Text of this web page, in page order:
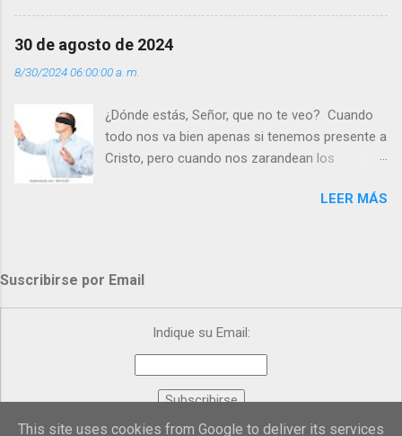
gracia de Dios? Julián Escobar. | Lecturas del
Día (+ Leer ). | Evangelio y Meditación (+ Leer ) |
30 de agosto de 2024
8/30/2024 06:00:00 a. m.
¿Dónde estás, Señor, que no te veo? Cuando
todo nos va bien apenas si tenemos presente a
Cristo, pero cuando nos zarandean los
“¿Dónde estás, Señor, que no te veo, que me
tumba vacía, y yo estoy Resucitado. No me ves
porque lloras tus problemas y no gozas de la
vida. ¿Cómo puedes creer que Yo dejo a nadie
sólo con los dolores de la vida? Debes
resucitar conmigo. Renueva tus ojos para
poder verme, renueva tu fe para poder creer
LEER MÁS
Suscribirse por Email
Indique su Email:
Proporcionado porFeedBurner
This site uses cookies from Google to deliver its services